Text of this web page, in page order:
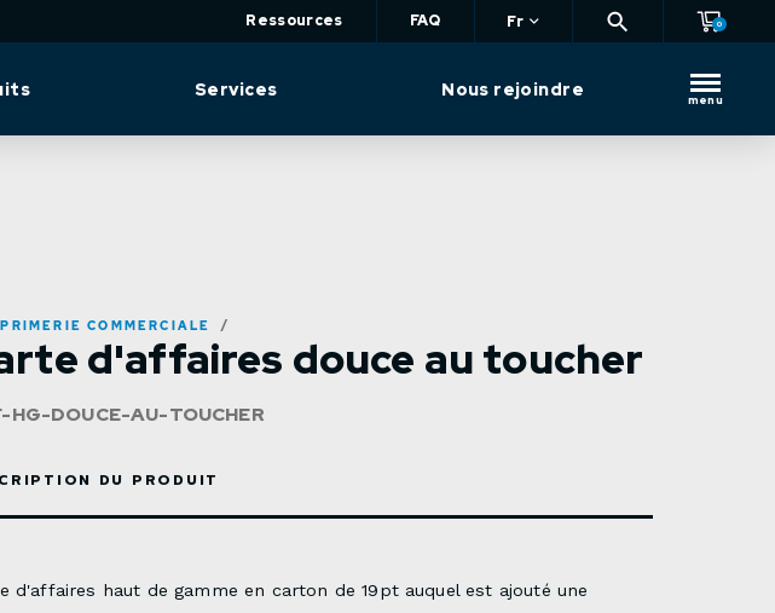
Ressources FAQ Fr 0
Services Nous rejoindre
menu
COMMERCIALE
d'affaires douce au toucher
HG-DOUCE-AU-TOUCHER
DU PRODUIT
d'affaires haut de gamme en carton de 19pt auquel est ajouté une